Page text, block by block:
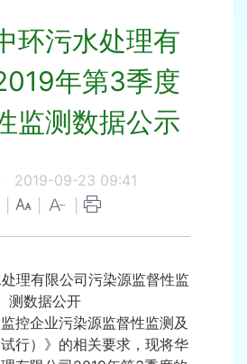
环污水处理有
年第3季度
监测数据公示
2019-09-23 09:41
理有限公司污染源监督性监
测数据公开
控企业污染源监督性监测及
行）》的相关要求，现将华